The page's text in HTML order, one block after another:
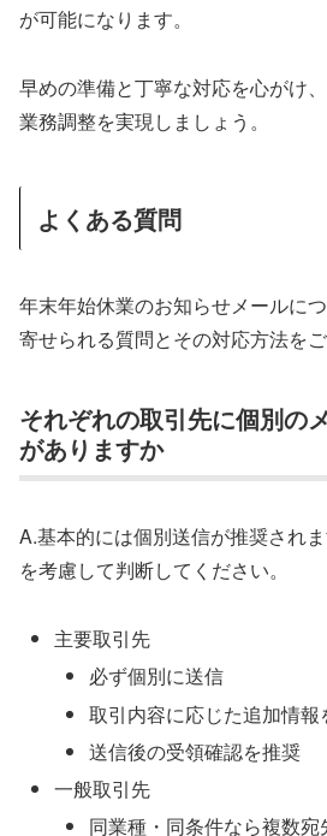
が可能になります。
早めの準備と丁寧な対応を心がけ
業務調整を実現しましょう。
よくある質問
年末年始休業のお知らせメールに
寄せられる質問とその対応方法をご
それぞれの取引先に個別の
がありますか
A.基本的には個別送信が推奨され
を考慮して判断してください。
主要取引先
必ず個別に送信
取引内容に応じた追加情報
送信後の受領確認を推奨
一般取引先
同業種・同条件なら複数宛